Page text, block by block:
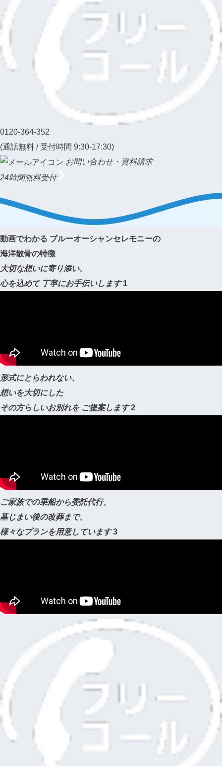
0120-364-352
(通話無料 / 受付時間 9:30-17:30)
お問い合わせ・資料請求
24時間無料受付
動画でわかる ブルーオーシャンセレモニーの
海洋散骨の特徴
大切な想いに寄り添い、
心を込めて丁寧にお手伝いします 1
形式にとらわれない、
想いを大切にした
その方らしいお別れをご提案します 2
ご家族での乗船から委託代行、
墓じまい後の改葬まで、
様々なプランを用意しています 3